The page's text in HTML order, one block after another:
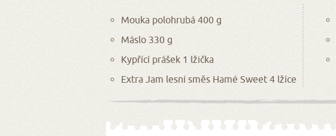
Mouka polohrubá 400 g
Máslo 330 g
Kypřící prášek 1 lžička
Extra Jam lesní směs Hamé Sweet 4 lžíce